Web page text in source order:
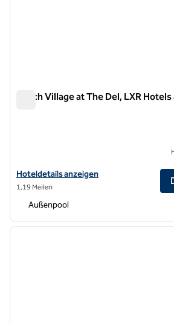
Beach Village at The Del, LXR
Hoteldetails für Beach Village at The Del,
Hoteldetails anzeigen
1,19 Meilen
Außenpool
1 von 12